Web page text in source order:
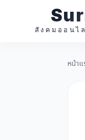
สังคมออนไ
หน้าแ